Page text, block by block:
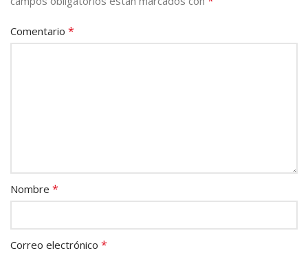
Comentario *
Nombre *
Correo electrónico *